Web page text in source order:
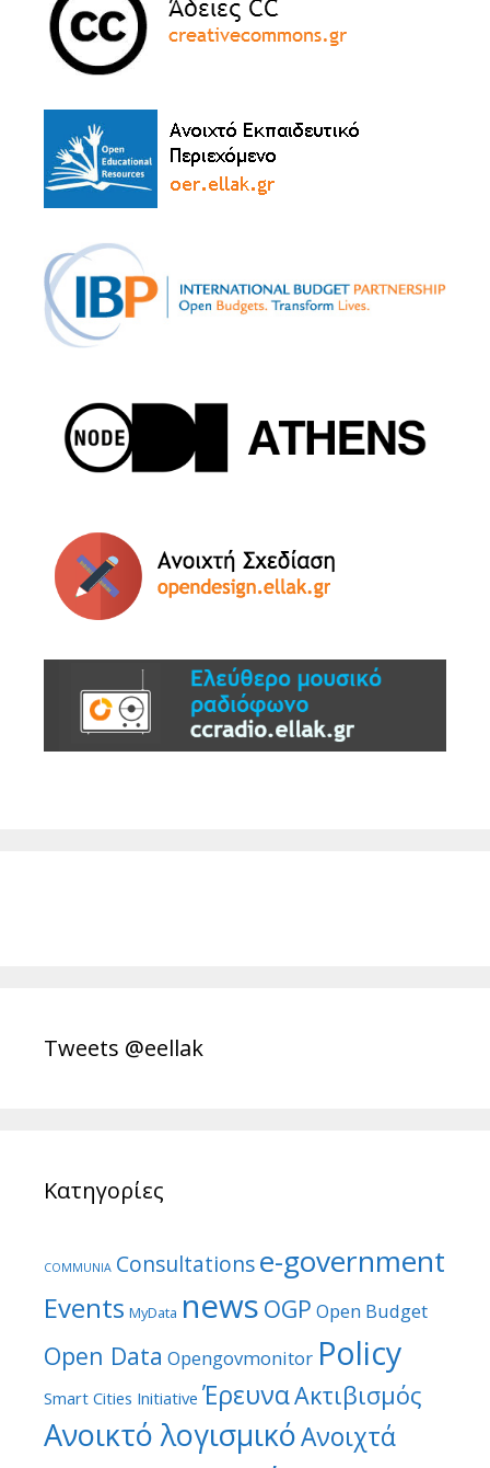
Tweets @eellak
Κατηγορίες
COMMUNIA Consultationse-government
Events MyData news OGP Open Budget
Open Data Opengovmonitor Policy
Smart Cities Initiative ΈρευναΑκτιβισμός
Ανοικτό λογισμικόΑνοιχτά